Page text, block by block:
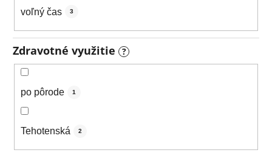
voľný čas 3
Zdravotné využitie ?
po pôrode 1
Tehotenská 2